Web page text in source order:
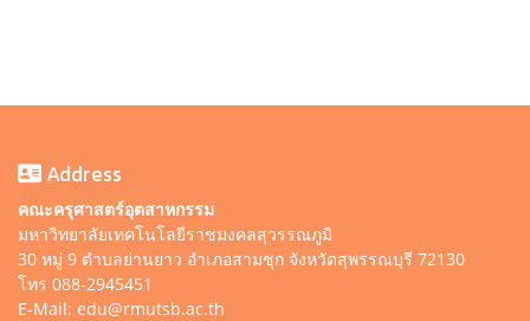
Address
คณะครุศาสตร์อุตสาหกรรม
มหาวิทยาลัยเทคโนโลยีราชมงคลสุวรรณภูมิ
30 หมู่ 9 ตำบลย่านยาว อำเภอสามชุก จังหวัดสุพรรณบุรี 72130
โทร 088-2945451
E-Mail: edu@rmutsb.ac.th